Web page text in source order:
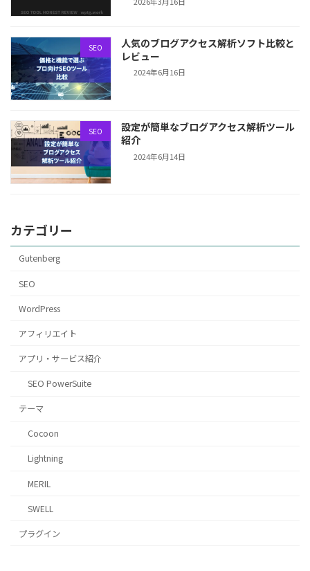
SEO
人気のブログアクセス解析ソフト比較と
レビュー
2024年6月16日
SEO
設定が簡単なブログアクセス解析ツール
紹介
2024年6月14日
カテゴリー
Gutenberg
SEO
WordPress
アフィリエイト
アプリ・サービス紹介
SEO PowerSuite
テーマ
Cocoon
Lightning
MERIL
SWELL
プラグイン